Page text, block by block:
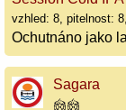
vzhled: 8, pitelnost:
Ochutnáno jako
Sagara